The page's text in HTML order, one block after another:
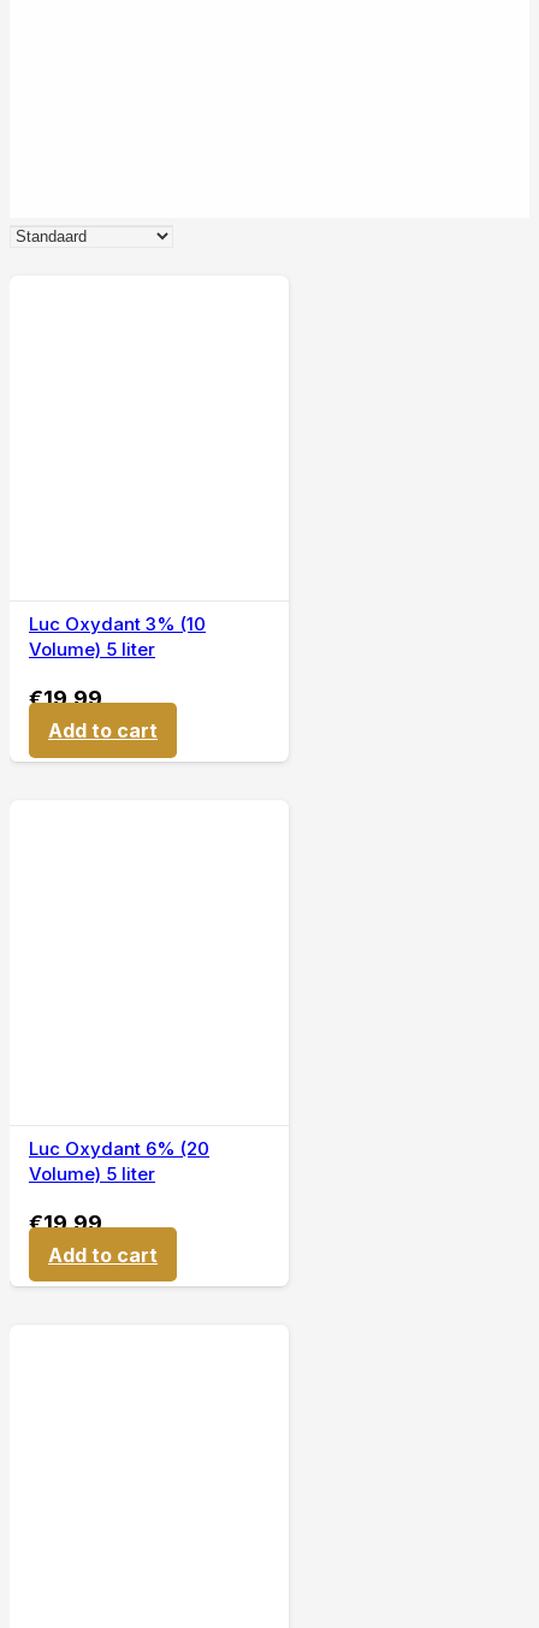
Luc Oxydant 3% (10
Volume) 5 liter
€19,99
Add to cart
Luc Oxydant 6% (20
Volume) 5 liter
€19,99
Add to cart